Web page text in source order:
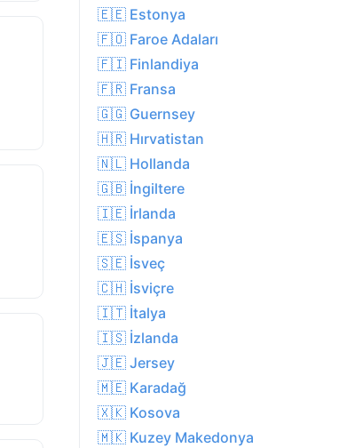
🇪🇪 Estonya
🇫🇴 Faroe Adaları
🇫🇮 Finlandiya
🇫🇷 Fransa
🇬🇬 Guernsey
🇭🇷 Hırvatistan
🇳🇱 Hollanda
🇬🇧 İngiltere
🇮🇪 İrlanda
🇪🇸 İspanya
🇸🇪 İsveç
🇨🇭 İsviçre
🇮🇹 İtalya
🇮🇸 İzlanda
🇯🇪 Jersey
🇲🇪 Karadağ
🇽🇰 Kosova
🇲🇰 Kuzey Makedonya